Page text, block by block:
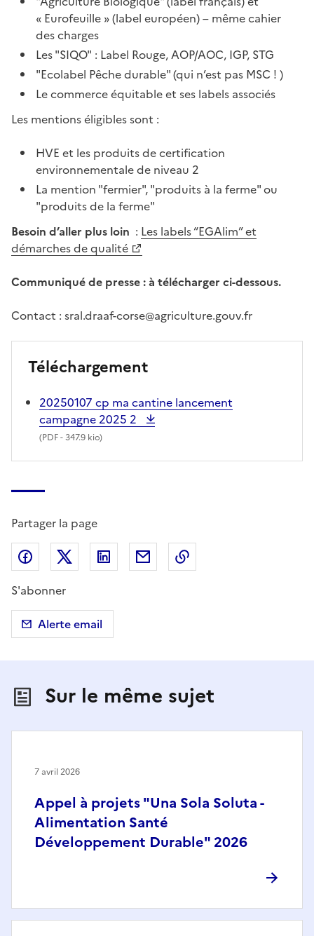
« Eurofeuille » (label européen) – même cahier
des charges
Les "SIQO" : Label Rouge, AOP/AOC, IGP, STG
"Ecolabel Pêche durable" (qui n’est pas MSC ! )
Le commerce équitable et ses labels associés
Les mentions éligibles sont :
HVE et les produits de certification
environnementale de niveau 2
La mention "fermier", "produits à la ferme" ou
"produits de la ferme"
Besoin d’aller plus loin : Les labels “EGAlim” et
démarches de qualité
Communiqué de presse : à télécharger ci-dessous.
Contact : sral.draaf-corse@agriculture.gouv.fr
Téléchargement
20250107 cp ma cantine lancement
campagne 2025 2
(PDF- 347.9 kio)
Partager la page
Partager sur Facebook
Partager sur X (anciennement Twitter)
Partager sur LinkedIn
Partager par email
S'abonner
Alerte email
Sur le même sujet
Appel à projets "Una Sola Soluta -
Alimentation Santé
Développement Durable" 2026
7 avril 2026